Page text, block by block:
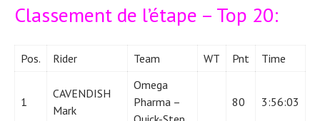
Classement de l’étape – Top 20:
Pos. Rider Team WT Pnt Time
1
CAVENDISH
Mark
Omega
Pharma –
80 3:56:03